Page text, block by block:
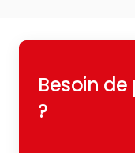
extrêmement
quotidiennes.
Roberto
supportée !)
Besoin
?